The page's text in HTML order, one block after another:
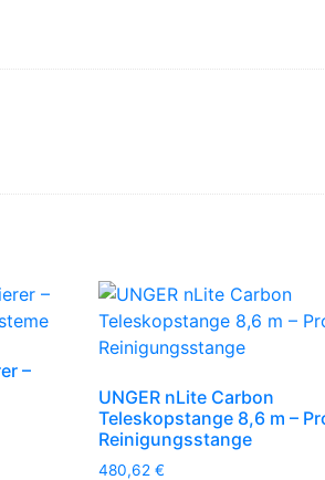
–
UNGER nLite Carbon
Teleskopstange 8,6 m –
Reinigungsstange
480,62 €